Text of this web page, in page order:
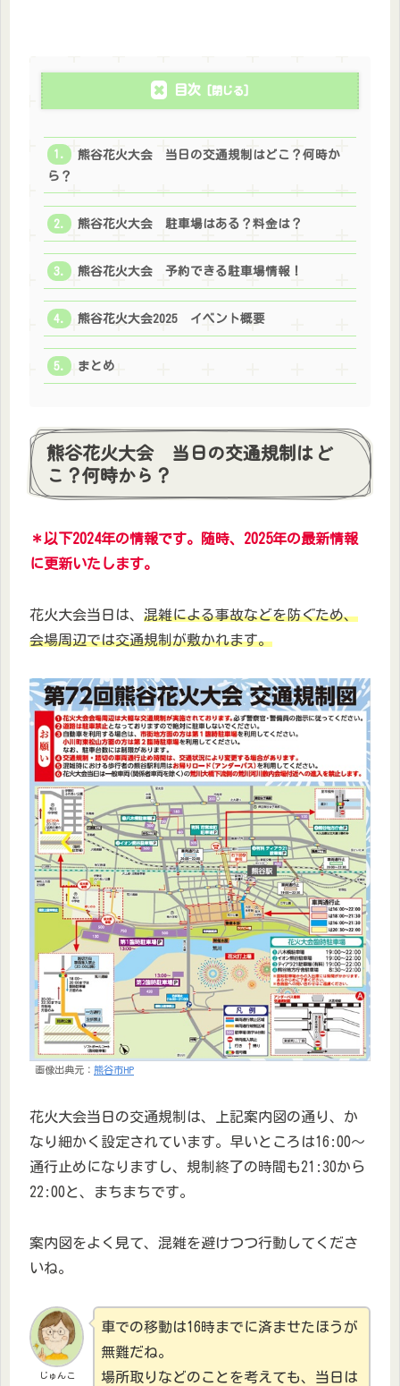
目次
熊谷花火大会 当日の交通規制はどこ？何時か
ら？
熊谷花火大会 駐車場はある？料金は？
熊谷花火大会 予約できる駐車場情報！
熊谷花火大会2025 イベント概要
まとめ
熊谷花火大会 当日の交通規制はど
こ？何時から？
＊以下2024年の情報です。随時、2025年の最新情報
に更新いたします。
花火大会当日は、 混雑による事故などを防ぐため、
会場周辺では交通規制が敷かれます。
画像出典元： 熊谷市HP
花火大会当日の交通規制は、上記案内図の通り、か
なり細かく設定されています。早いところは16:00～
通行止めになりますし、規制終了の時間も21:30から
22:00と、まちまちです。
案内図をよく見て、混雑を避けつつ行動してくださ
いね。
じゅんこ
車での移動は16時までに済ませたほうが
無難だね。
場所取りなどのことを考えても、当日は